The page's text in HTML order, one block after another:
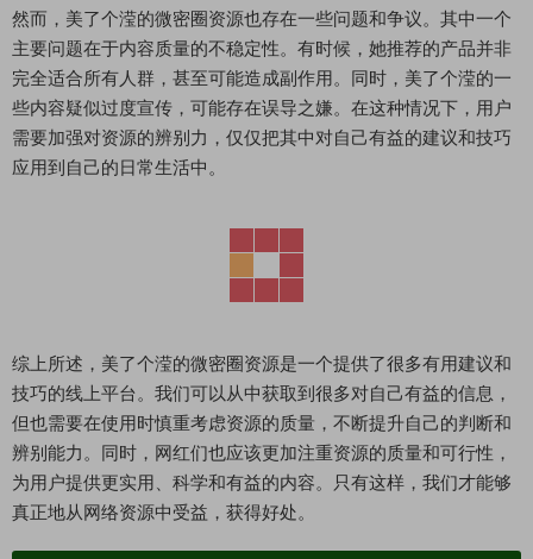
然而，美了个滢的微密圈资源也存在一些问题和争议。其中一个
主要问题在于内容质量的不稳定性。有时候，她推荐的产品并非
完全适合所有人群，甚至可能造成副作用。同时，美了个滢的一
些内容疑似过度宣传，可能存在误导之嫌。在这种情况下，用户
需要加强对资源的辨别力，仅仅把其中对自己有益的建议和技巧
应用到自己的日常生活中。
综上所述，美了个滢的微密圈资源是一个提供了很多有用建议和
技巧的线上平台。我们可以从中获取到很多对自己有益的信息，
但也需要在使用时慎重考虑资源的质量，不断提升自己的判断和
辨别能力。同时，网红们也应该更加注重资源的质量和可行性，
为用户提供更实用、科学和有益的内容。只有这样，我们才能够
真正地从网络资源中受益，获得好处。